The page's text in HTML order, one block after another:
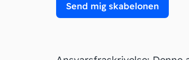
Send mig skabelonen